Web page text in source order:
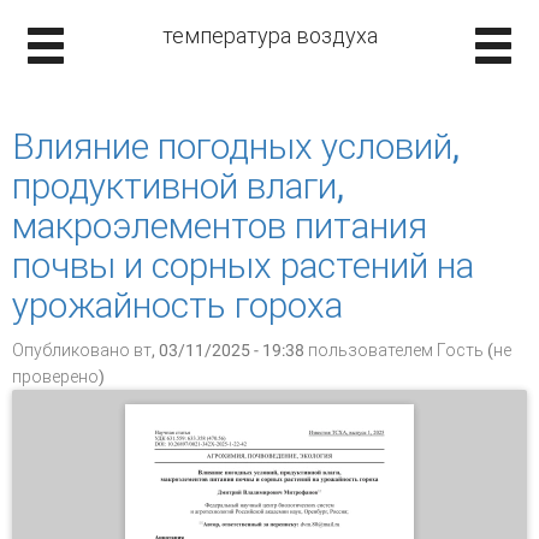
температура воздуха
Влияние погодных условий,
продуктивной влаги,
макроэлементов питания
почвы и сорных растений на
урожайность гороха
Опубликовано вт, 03/11/2025 - 19:38 пользователем Гость (не
проверено)